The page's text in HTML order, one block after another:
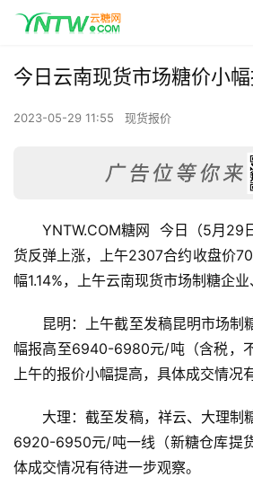
今日云南现货市场糖价小
2023-05-29 11:55 现货报价
YNTW.COM糖网  今日（5月29
货反弹上涨，上午2307合约收盘价
幅1.14%，上午云南现货市场制糖企业
昆明：上午截至发稿昆明市场制
幅报高至6940-6980元/吨（含税，
上午的报价小幅提高，具体成交情况
大理：截至发稿，祥云、大理制
6920-6950元/吨一线（新糖仓库提
体成交情况有待进一步观察。